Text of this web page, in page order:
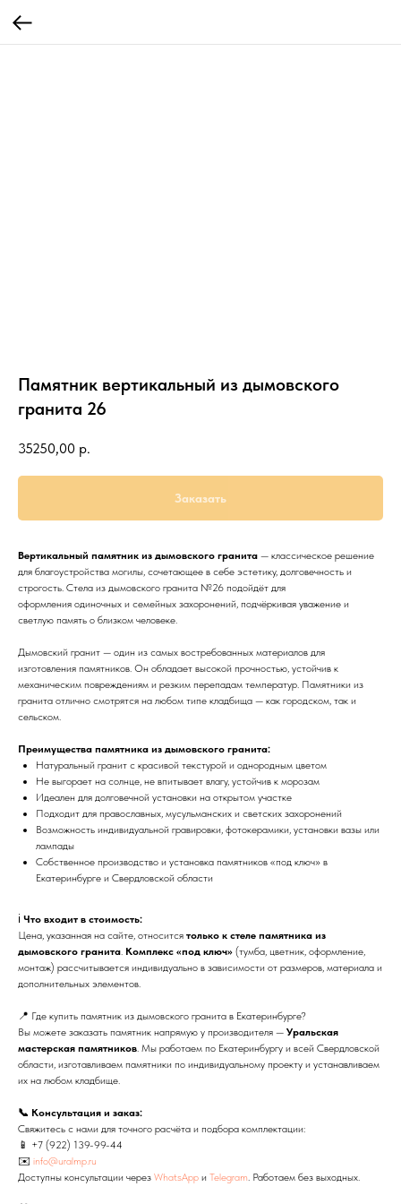
Памятник вертикальный из дымовского
гранита 26
35250,00 р.
Заказать
Вертикальный памятник из дымовского гранита — классическое решение
для благоустройства могилы, сочетающее в себе эстетику, долговечность и
строгость. Стела из дымовского гранита №26 подойдёт для
оформления одиночных и семейных захоронений, подчёркивая уважение и
светлую память о близком человеке.
Дымовский гранит — один из самых востребованных материалов для
изготовления памятников. Он обладает высокой прочностью, устойчив к
механическим повреждениям и резким перепадам температур. Памятники из
гранита отлично смотрятся на любом типе кладбища — как городском, так и
сельском.
Преимущества памятника из дымовского гранита:
Натуральный гранит с красивой текстурой и однородным цветом
Не выгорает на солнце, не впитывает влагу, устойчив к морозам
Идеален для долговечной установки на открытом участке
Подходит для православных, мусульманских и светских захоронений
Возможность индивидуальной гравировки, фотокерамики, установки вазы или
лампады
Собственное производство и установка памятников «под ключ» в
Екатеринбурге и Свердловской области
ℹ️ Что входит в стоимость:
Цена, указанная на сайте, относится только к стеле памятника из
дымовского гранита. Комплекс «под ключ» (тумба, цветник, оформление,
монтаж) рассчитывается индивидуально в зависимости от размеров, материала и
дополнительных элементов.
📍 Где купить памятник из дымовского гранита в Екатеринбурге?
Вы можете заказать памятник напрямую у производителя — Уральская
мастерская памятников. Мы работаем по Екатеринбургу и всей Свердловской
области, изготавливаем памятники по индивидуальному проекту и устанавливаем
их на любом кладбище.
📞 Консультация и заказ:
Свяжитесь с нами для точного расчёта и подбора комплектации:
📱 +7 (922) 139-99-44
✉️ info@uralmp.ru
Доступны консультации через WhatsApp и Telegram. Работаем без выходных.